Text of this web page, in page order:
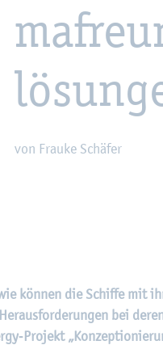
von Frau­ke Schä­fer
kön­nen die Schif­fe mit
bei
Kiel